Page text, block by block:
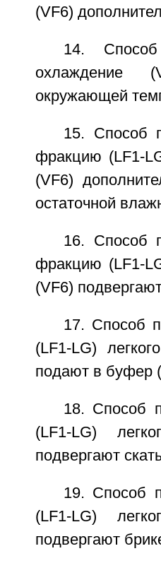
(VF6)
14.
охлаждение
окружающей
15. Способ
фракцию (LF1-
(VF6)
остаточной
16. Способ
фракцию (LF1-
(VF6)
17. Способ
(LF1-LG)
подают в буфер
18. Способ
(LF1-LG)
подвергают
19. Способ
(LF1-LG)
подвергают